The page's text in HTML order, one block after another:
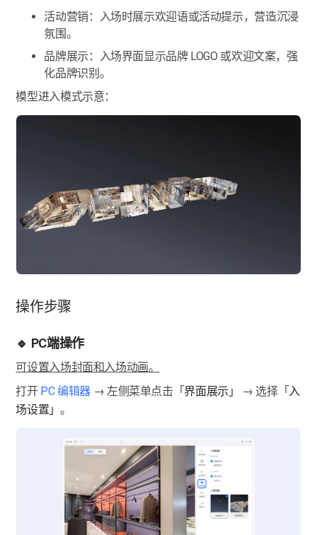
热点标签-视频标签
热点标签-音频标签
热点标签-全景图标签
热点标签-链接标签
热点标签-虚拟屏幕
热点标签-虚拟广告牌
热点标签-标尺标签
图像美化-图像滤镜
图像美化-图像替换
图像美化-去除设备
模型标注-模型美化
点位管理
点位管理-点位联通与隐藏
空间快照
空间互动
活动营销：入场时展示欢迎语或活动提示，营造沉浸
氛围。
品牌展示：入场界面显示品牌 LOGO 或欢迎文案，强
化品牌识别。
模型进入模式示意：
操作步骤
🔹 PC端操作
可设置入场封面和入场动画。
打开 PC 编辑器 → 左侧菜单点击「 界面展示」 → 选择「 入
场设置」 。